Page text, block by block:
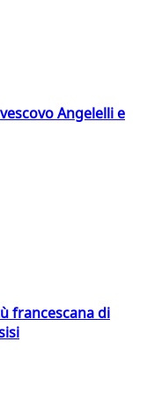
Angelelli e
francescana di